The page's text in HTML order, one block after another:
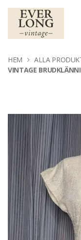
HEM
ALLA
VINTAGE